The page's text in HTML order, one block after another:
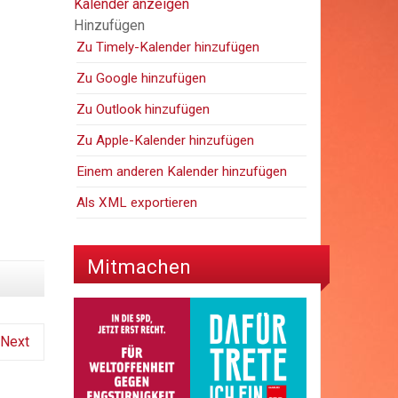
Next
Kalender anzeigen
Hinzufügen
Zu Timely-Kalender hinzufügen
Zu Google hinzufügen
Zu Outlook hinzufügen
Zu Apple-Kalender hinzufügen
Einem anderen Kalender hinzufügen
Als XML exportieren
Mitmachen